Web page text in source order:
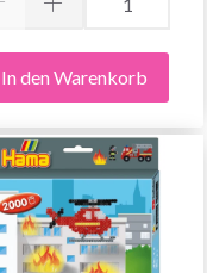
In den Warenkorb